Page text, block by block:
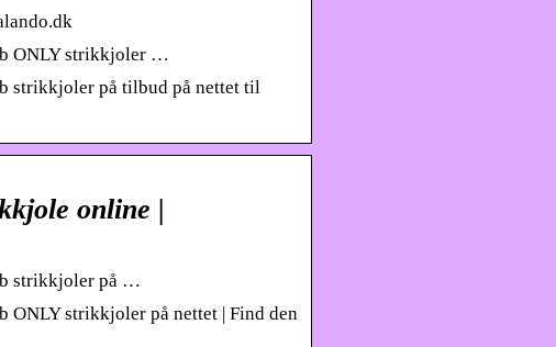
ONLY strikkjoler …
strikkjoler på tilbud på nettet til
online |
strikkjoler på …
ONLY strikkjoler på nettet | Find den